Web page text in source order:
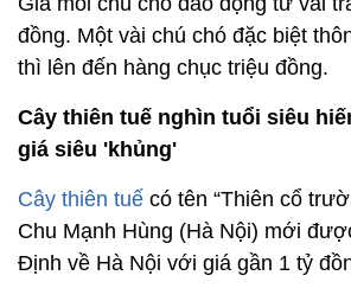
đồng. Một vài chú chó đặc biệt
thì lên đến hàng chục triệu đồng.
Cây thiên tuế nghìn tuổi siêu
giá siêu 'khủng'
Cây thiên tuế có tên “Thiên cổ
Chu Mạnh Hùng (Hà Nội) mới
Định về Hà Nội với giá gần 1 tỷ